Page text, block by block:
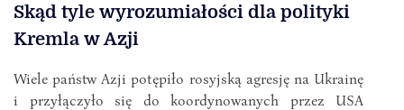
Skąd tyle wyrozumiałości dla polityki
Kremla w Azji
Wiele państw Azji potępiło rosyjską agresję na Ukrainę
i przyłączyło się do koordynowanych przez USA